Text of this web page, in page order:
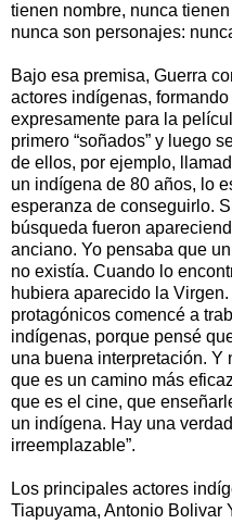
tienen nombre, nunca
nunca son personajes:
Bajo esa premisa, Guerra
actores indígenas,
expresamente para la
primero “soñados” y luego
de ellos, por ejemplo,
un indígena de 80 años, lo
esperanza de conseguirlo.
búsqueda fueron
anciano. Yo pensaba que
no existía. Cuando lo
hubiera aparecido la
protagónicos comencé a
indígenas, porque pensé
una buena interpretación. Y
que es un camino más
que es el cine, que
un indígena. Hay una
irreemplazable”.
Los principales actores
Tiapuyama, Antonio Bolivar